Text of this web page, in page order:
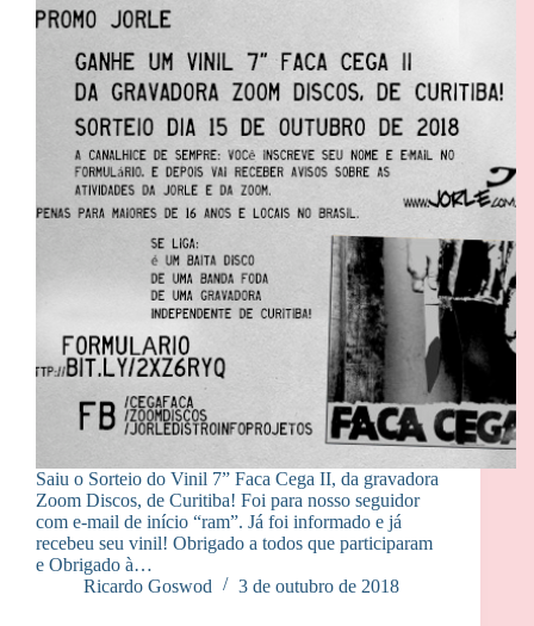
Saiu o Sorteio do Vinil 7” Faca Cega II, da gravadora
Zoom Discos, de Curitiba! Foi para nosso seguidor
com e-mail de início “ram”. Já foi informado e já
recebeu seu vinil! Obrigado a todos que participaram
e Obrigado à…
Ricardo Goswod
3 de outubro de 2018